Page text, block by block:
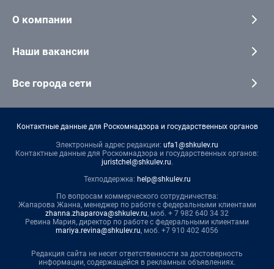
О компании
Наши вакансии
Все города сети
Контактные данные для Роскомнадзора и государственных органов
Электронный адрес редакции: ufa1@shkulev.ru
Контактные данные для Роскомнадзора и государственных органов:
juristchel@shkulev.ru.
Техподдержка: help@shkulev.ru
По вопросам коммерческого сотрудничества:
Жапарова Жанна, менеджер по работе с федеральными клиентами
zhanna.zhaparova@shkulev.ru, моб. + 7 982 640 34 32
Ревина Мария, директор по работе с федеральными клиентами
mariya.revina@shkulev.ru, моб. +7 910 402 4056
Редакция сайта не несет ответственности за достоверность
информации, содержащейся в рекламных объявлениях.